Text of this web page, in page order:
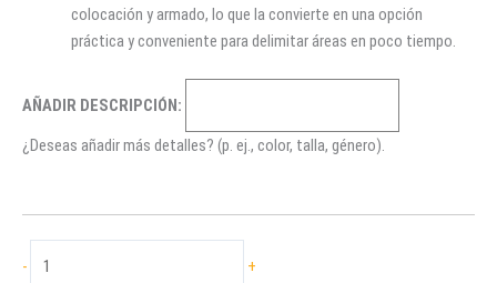
colocación y armado, lo que la convierte en una opción
práctica y conveniente para delimitar áreas en poco tiempo.
AÑADIR DESCRIPCIÓN:
¿Deseas añadir más detalles? (p. ej., color, talla, género).
-
PLASTICA
+